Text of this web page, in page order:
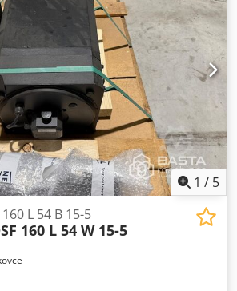
1 / 5
L 54 B 15-5
160 L 54 W 15-5